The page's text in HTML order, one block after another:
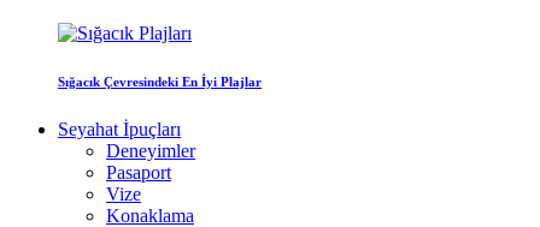
Sığacık Çevresindeki En İyi Plajlar
Seyahat İpuçları
Deneyimler
Pasaport
Vize
Konaklama